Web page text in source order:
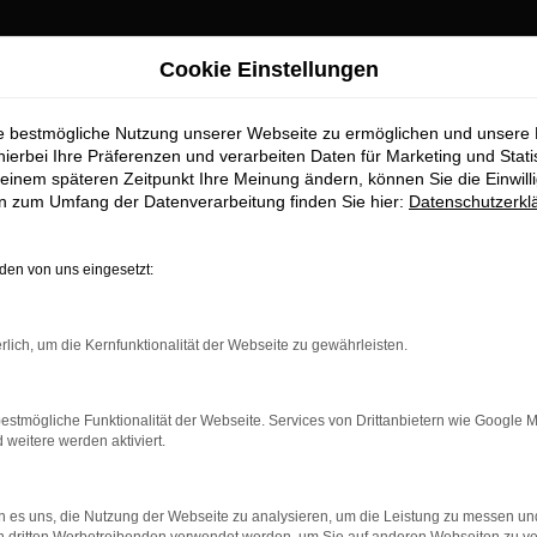
bestimmter Seiten verhindern. Funktioniert die Seite in
beheben.
auf dem neuesten Stand sind.
kann auch dazu führen, dass bestimmte Funktionen
Cookie Einstellungen
bestmögliche Nutzung unserer Webseite zu ermöglichen und unsere
Ihre Präferenzen und verarbeiten Daten für Marketing und
späteren Zeitpunkt Ihre Meinung ändern, können Sie die
zum Umfang der Datenverarbeitung finden Sie hier:
von uns eingesetzt:
um die Kernfunktionalität der Webseite zu gewährleisten.
Funktionalität der Webseite. Services von Drittanbietern wie Google
weitere werden aktiviert.
es uns, die Nutzung der Webseite zu analysieren, um die Leistung zu messen